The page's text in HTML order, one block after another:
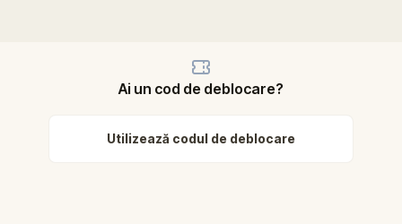
Ai un cod de deblocare?
Utilizează codul de deblocare